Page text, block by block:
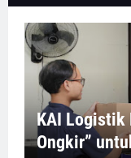
KAI Logistik
Ongkir”